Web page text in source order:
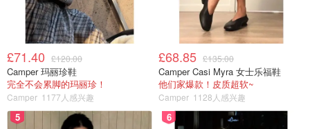
£71.40 £120.00
Camper 玛丽珍鞋
完全不会累脚的玛丽珍！
Camper 1177人感兴趣
£68.85 £135.00
Camper Casi Myra 女士乐福鞋
他们家爆款！皮质超软~
Camper 1128人感兴趣
5 6